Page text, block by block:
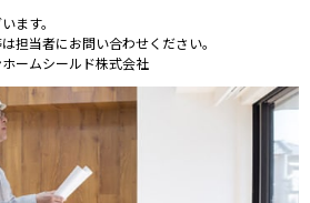
ます。
担当者にお問い合わせください。
ームシールド株式会社